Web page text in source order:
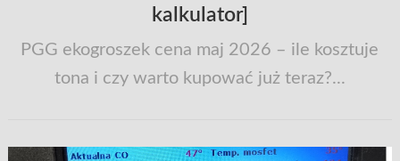
kalkulator]
PGG ekogroszek cena maj 2026 – ile kosztuje
tona i czy warto kupować już teraz?...